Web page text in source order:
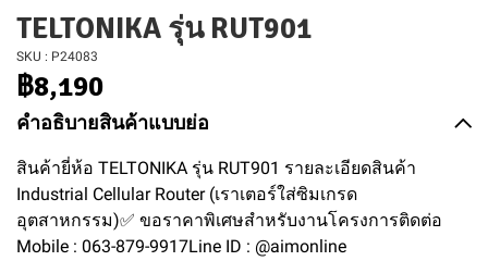
TELTONIKA รุ่น RUT901
SKU : P24083
฿8,190
คำอธิบายสินค้าแบบย่อ
สินค้ายี่ห้อ TELTONIKA รุ่น RUT901 รายละเอียดสินค้า
Industrial Cellular Router (เราเตอร์ใส่ซิมเกรด
อุตสาหกรรม)✅ ขอราคาพิเศษสำหรับงานโครงการติดต่อ
Mobile : 063-879-9917Line ID : @aimonline